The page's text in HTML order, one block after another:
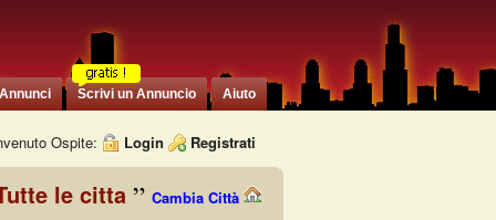
Scrivi un Annuncio Aiuto
Ospite: Login Registrati
le citta Cambia Città